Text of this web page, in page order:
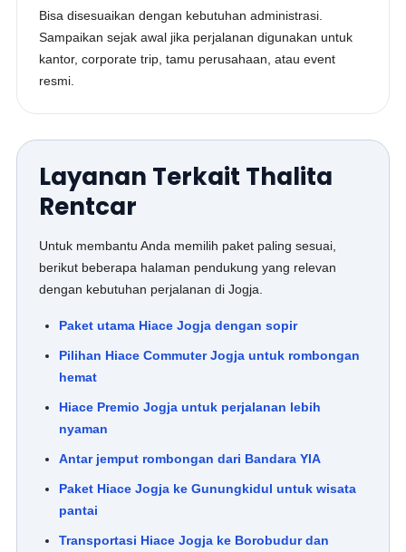
Bisa disesuaikan dengan kebutuhan administrasi.
Sampaikan sejak awal jika perjalanan digunakan untuk
kantor, corporate trip, tamu perusahaan, atau event
resmi.
Layanan Terkait Thalita
Rentcar
Untuk membantu Anda memilih paket paling sesuai,
berikut beberapa halaman pendukung yang relevan
dengan kebutuhan perjalanan di Jogja.
Paket utama Hiace Jogja dengan sopir
Pilihan Hiace Commuter Jogja untuk rombongan
hemat
Hiace Premio Jogja untuk perjalanan lebih
nyaman
Antar jemput rombongan dari Bandara YIA
Paket Hiace Jogja ke Gunungkidul untuk wisata
pantai
Transportasi Hiace Jogja ke Borobudur dan